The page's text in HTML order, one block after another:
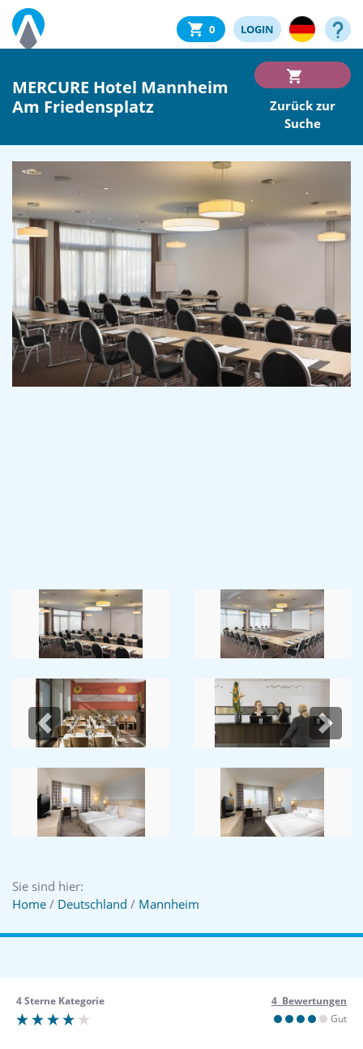
0 LOGIN
MERCURE Hotel Mannheim
Am Friedensplatz
Zurück zur
Suche
Previous Next
Sie sind hier:
Home / Deutschland / Mannheim
4 Sterne Kategorie
4 Bewertungen
Gut